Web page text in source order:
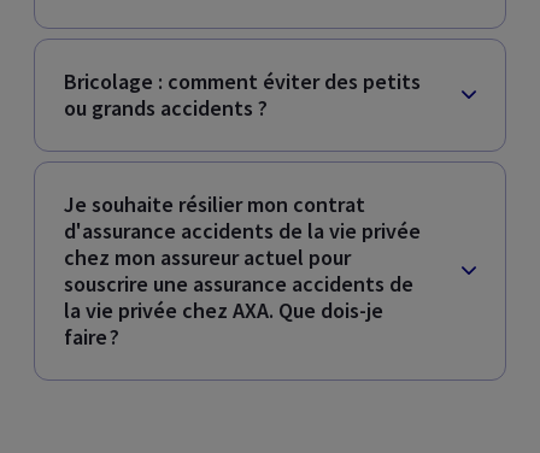
Bricolage : comment éviter des petits
ou grands accidents ?
Je souhaite résilier mon contrat
d'assurance accidents de la vie privée
chez mon assureur actuel pour
souscrire une assurance accidents de
la vie privée chez AXA. Que dois-je
faire ?